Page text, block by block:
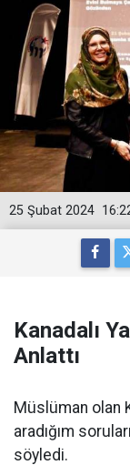
25 Şubat 2024
Kanadalı
Anlattı
Müslüman olan
aradığım
söyledi.